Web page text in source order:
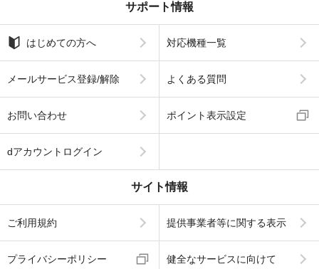
サポート情報
はじめての方へ 対応機種一覧
メールサービス登録/解除 よくある質問
お問い合わせ ポイント表示設定
dアカウントログイン
サイト情報
ご利用規約 提供事業者等に関する表示
プライバシーポリシー 健全なサービスに向けて